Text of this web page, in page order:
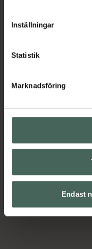
cookieinställningar.
lagligheten av
Inställningar
Statistik
Marknadsföring
Endast